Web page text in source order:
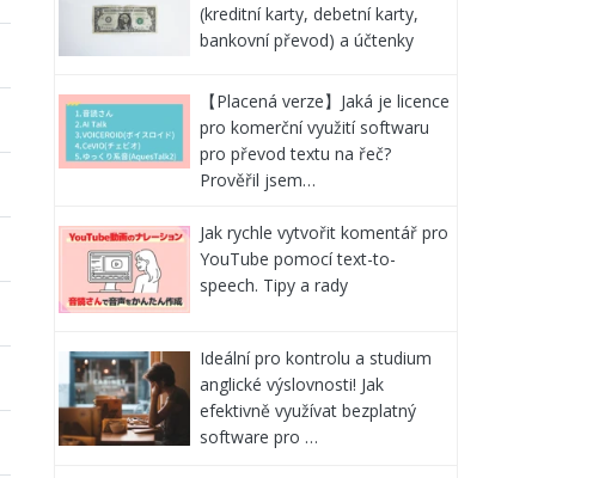
(kreditní karty, debetní karty,
bankovní převod) a účtenky
【Placená verze】Jaká je licence
pro komerční využití softwaru
pro převod textu na řeč?
Prověřil jsem…
Jak rychle vytvořit komentář pro
YouTube pomocí text-to-
speech. Tipy a rady
Ideální pro kontrolu a studium
anglické výslovnosti! Jak
efektivně využívat bezplatný
software pro …